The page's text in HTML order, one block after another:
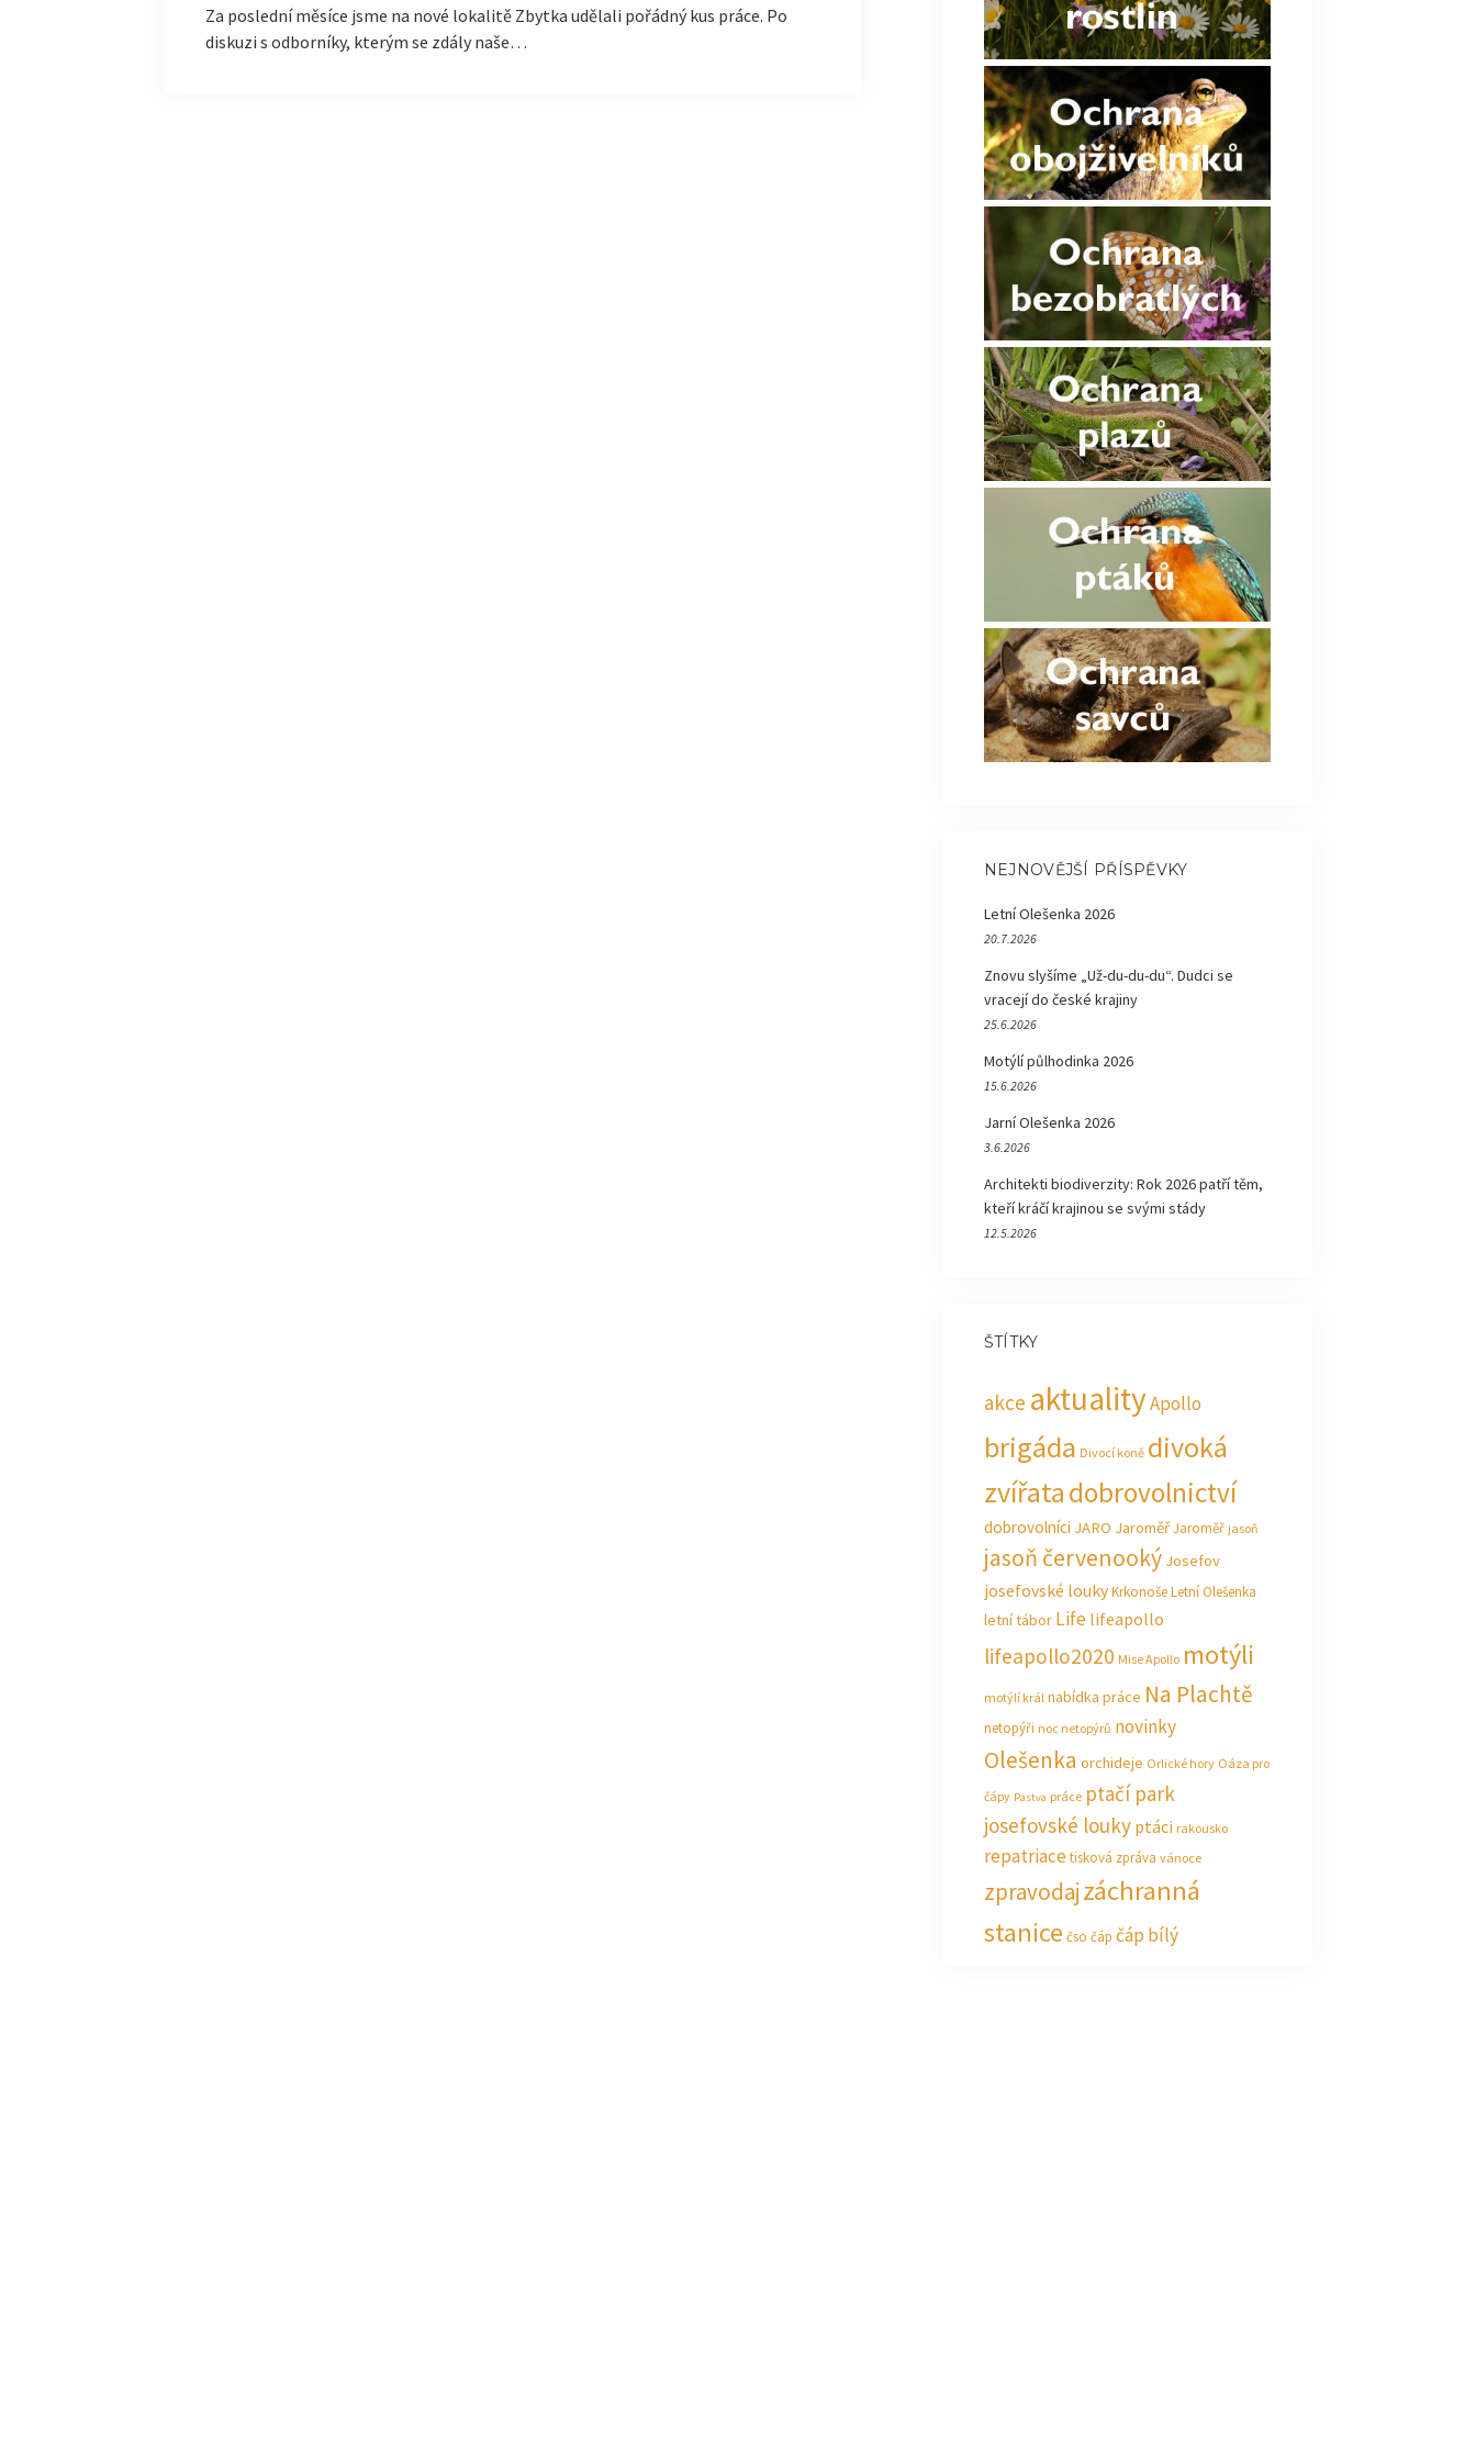
Za poslední měsíce jsme na nové lokalitě Zbytka udělali pořádný kus práce. Po
diskuzi s odborníky, kterým se zdály naše…
NEJNOVĚJŠÍ PŘÍSPĚVKY
Letní Olešenka 2026
20.7.2026
Znovu slyšíme „Už-du-du-du“. Dudci se
vracejí do české krajiny
25.6.2026
Motýlí půlhodinka 2026
15.6.2026
Jarní Olešenka 2026
3.6.2026
Architekti biodiverzity: Rok 2026 patří těm,
kteří kráčí krajinou se svými stády
12.5.2026
ŠTÍTKY
akce aktualityApollo
brigáda Divocí koně divoká
zvířatadobrovolnictví
dobrovolníci JARO JaroměřJaroměř jasoň
jasoň červenooký Josefov
josefovské loukyKrkonošeLetní Olešenka
letní tábor Life lifeapollo
lifeapollo2020 Mise Apollo motýli
motýlí král nabídka práce Na Plachtě
netopýři noc netopýrů novinky
Olešenka orchideje Orlické hory Oáza pro
čápy Pastva práce ptačí park
josefovské louky ptáci rakousko
repatriacetisková zpráva vánoce
zpravodajzáchranná
stanice čso čáp čáp bílý